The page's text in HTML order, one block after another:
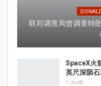
联邦调查局曾调查特
SpaceX火
英尺深陨
1 day前